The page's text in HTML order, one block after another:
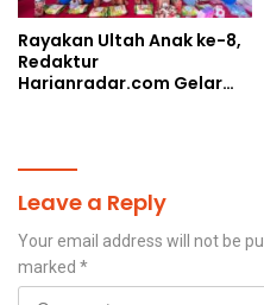
Rayakan Ultah Anak ke-8,
Redaktur
Harianradar.com Gelar
Leave a Reply
Your email address will not be
marked *